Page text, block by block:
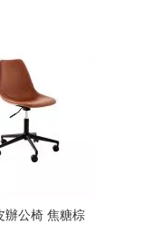
辦公椅 焦糖棕